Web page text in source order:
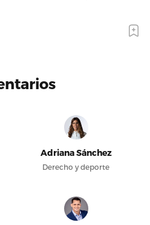
Adriana Sánchez
Derecho y deporte